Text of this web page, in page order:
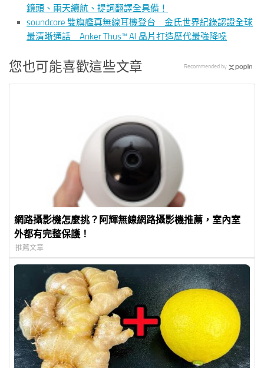
鏡頭、兩天續航、提詞翻譯全具備！
soundcore 雙旗艦真無線耳機登台 金氏世界紀錄認證全球
最清晰通話 Anker Thus™ AI 晶片打造歷代最強降噪
您也可能喜歡這些文章
網路攝影機怎麼挑？阿輝無線網路攝影機推薦，室內室
外都有完整保護！
推薦文章
Recommended by